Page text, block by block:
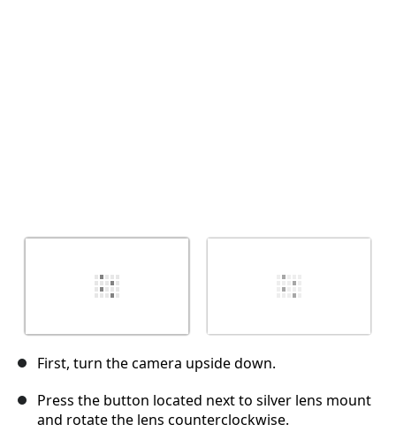
First, turn the camera upside down.
Press the button located next to silver lens mount
and rotate the lens counterclockwise.